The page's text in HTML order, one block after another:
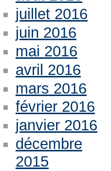
juillet 2016
juin 2016
mai 2016
avril 2016
mars 2016
février 2016
janvier 2016
décembre
2015